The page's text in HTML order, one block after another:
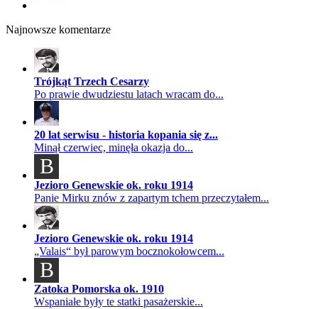
Najnowsze komentarze
Trójkąt Trzech Cesarzy
Po prawie dwudziestu latach wracam do...
20 lat serwisu - historia kopania się z...
Minął czerwiec, minęła okazja do...
B
Jezioro Genewskie ok. roku 1914
Panie Mirku znów z zapartym tchem przeczytałem...
Jezioro Genewskie ok. roku 1914
„Valais“ był parowym bocznokołowcem...
B
Zatoka Pomorska ok. 1910
Wspaniałe były te statki pasażerskie...